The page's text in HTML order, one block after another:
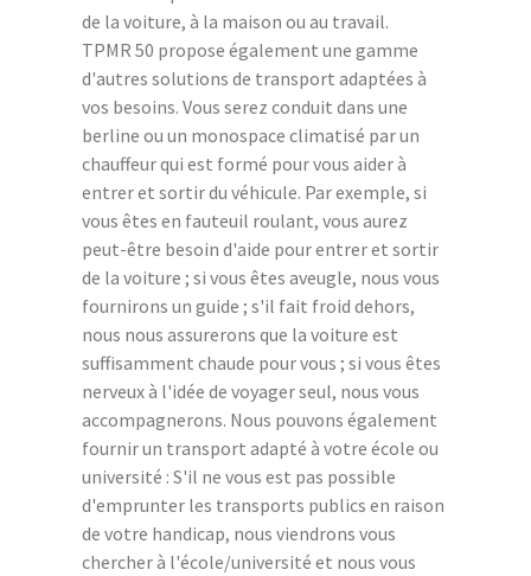
de la voiture, à la maison ou au travail.
TPMR 50 propose également une gamme
d'autres solutions de transport adaptées à
vos besoins. Vous serez conduit dans une
berline ou un monospace climatisé par un
chauffeur qui est formé pour vous aider à
entrer et sortir du véhicule. Par exemple, si
vous êtes en fauteuil roulant, vous aurez
peut-être besoin d'aide pour entrer et sortir
de la voiture ; si vous êtes aveugle, nous vous
fournirons un guide ; s'il fait froid dehors,
nous nous assurerons que la voiture est
suffisamment chaude pour vous ; si vous êtes
nerveux à l'idée de voyager seul, nous vous
accompagnerons. Nous pouvons également
fournir un transport adapté à votre école ou
université : S'il ne vous est pas possible
d'emprunter les transports publics en raison
de votre handicap, nous viendrons vous
chercher à l'école/université et nous vous